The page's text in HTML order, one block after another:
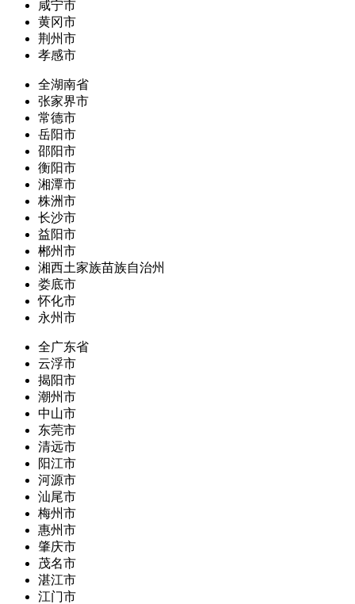
咸宁市
黄冈市
荆州市
孝感市
全湖南省
张家界市
常德市
岳阳市
邵阳市
衡阳市
湘潭市
株洲市
长沙市
益阳市
郴州市
湘西土家族苗族自治州
娄底市
怀化市
永州市
全广东省
云浮市
揭阳市
潮州市
中山市
东莞市
清远市
阳江市
河源市
汕尾市
梅州市
惠州市
肇庆市
茂名市
湛江市
江门市